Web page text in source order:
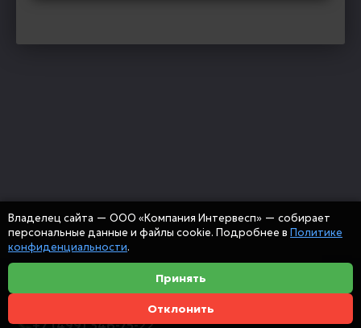
+7 (499) 346-75-22
Владелец сайта — ООО «Компания Интервесп» — собирает
персональные данные и файлы cookie. Подробнее в Политике
конфиденциальности.
Принять
Отклонить